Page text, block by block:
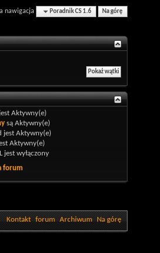
nawigacja Poradnik CS 1.6 Na górę
jestAktywny(e)
sąAktywny(e)
jestAktywny(e)
Aktywny(e)
jestwyłączony
forum
Kontakt forum Archiwum Na górę